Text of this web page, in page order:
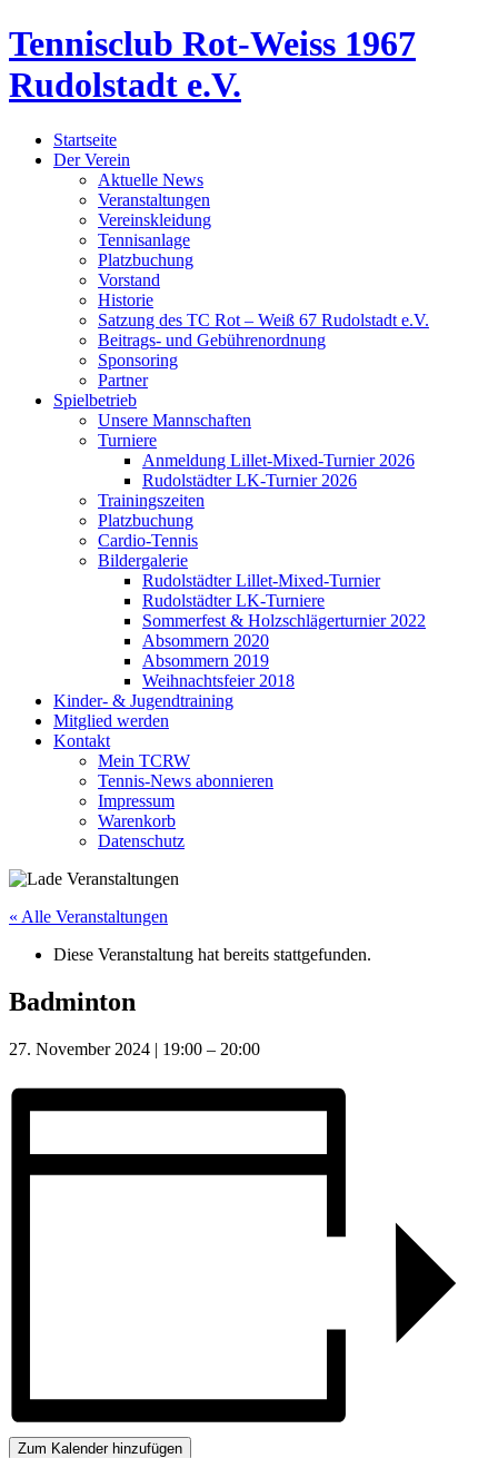
Tennisclub Rot-Weiss 1967
Rudolstadt e.V.
Startseite
Der Verein
Aktuelle News
Veranstaltungen
Vereinskleidung
Tennisanlage
Platzbuchung
Vorstand
Historie
Satzung des TC Rot – Weiß 67 Rudolstadt e.V.
Beitrags- und Gebührenordnung
Sponsoring
Partner
Spielbetrieb
Unsere Mannschaften
Turniere
Anmeldung Lillet-Mixed-Turnier 2026
Rudolstädter LK-Turnier 2026
Trainingszeiten
Platzbuchung
Cardio-Tennis
Bildergalerie
Rudolstädter Lillet-Mixed-Turnier
Rudolstädter LK-Turniere
Sommerfest & Holzschlägerturnier 2022
Absommern 2020
Absommern 2019
Weihnachtsfeier 2018
Kinder- & Jugendtraining
Mitglied werden
Kontakt
Mein TCRW
Tennis-News abonnieren
Impressum
Warenkorb
Datenschutz
« Alle Veranstaltungen
Diese Veranstaltung hat bereits stattgefunden.
Badminton
27. November 2024 | 19:00 – 20:00
Zum Kalender hinzufügen